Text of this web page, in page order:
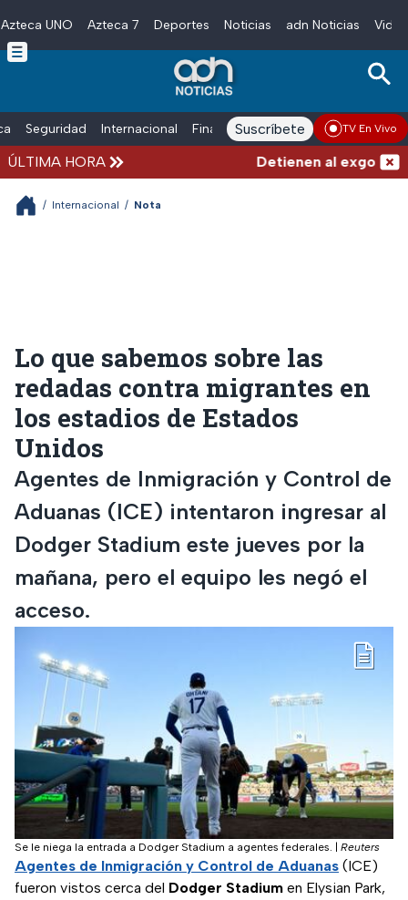
Skip to main content
Azteca UNO Azteca 7 Deportes Noticias adn Noticias
Seguridad Internacional Finanzas adn Noticias Radio
Suscríbete TV En Vivo
ÚLTIMA HORA Detienen al
/ Internacional / Nota
Lo que sabemos sobre las
redadas contra migrantes en
los estadios de Estados
Unidos
Agentes de Inmigración y Control de
Aduanas (ICE) intentaron ingresar al
Dodger Stadium este jueves por la
mañana, pero el equipo les negó el
acceso.
Se le niega la entrada a Dodger Stadium a agentes federales. Reuters
Agentes de Inmigración y Control de Aduanas (ICE)
fueron vistos cerca del Dodger Stadium en Elysian Park,